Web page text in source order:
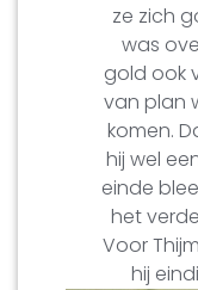
ze zich
was
gold ook
van plan
komen.
hij wel
einde
het
Voor
hij